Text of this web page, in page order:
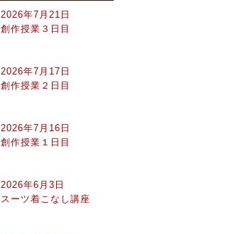
2026年7月21日
創作授業３日目
2026年7月17日
創作授業２日目
2026年7月16日
創作授業１日目
2026年6月3日
スーツ着こなし講座